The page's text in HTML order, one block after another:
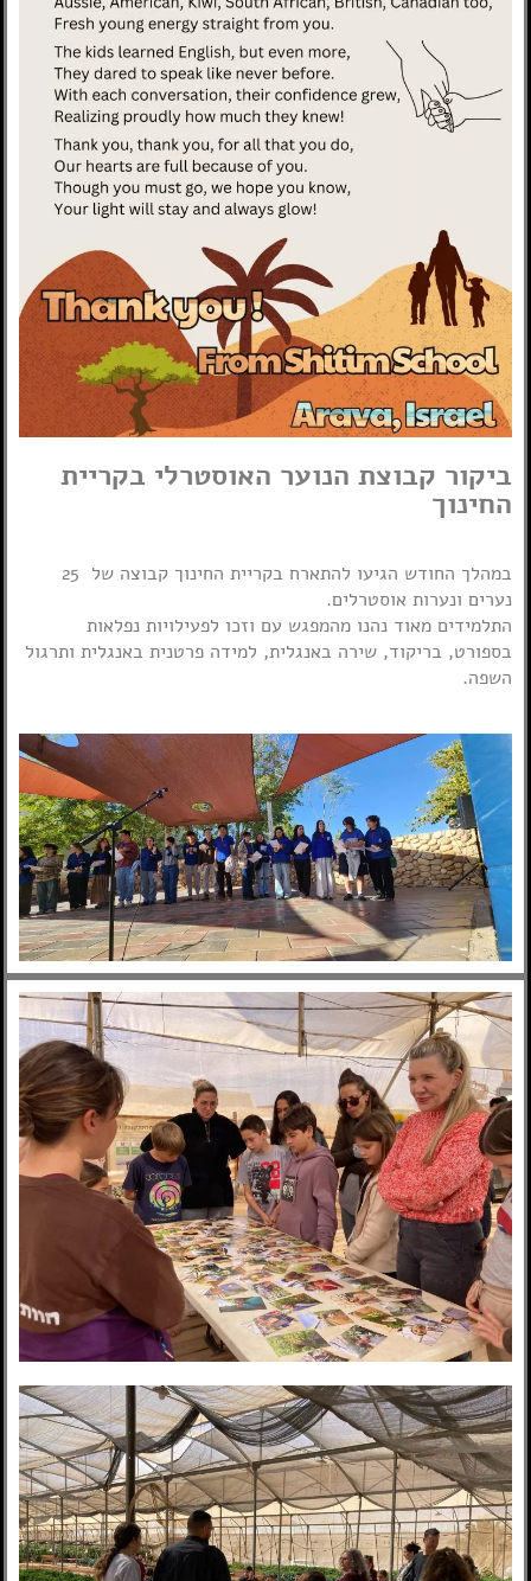
ביקור קבוצת הנוער האוסטרלי בקריית
החינוך
במהלך החודש הגיעו להתארח בקריית החינוך קבוצה של 25
נערים ונערות אוסטרלים.
התלמידים מאוד נהנו מהמפגש עם וזכו לפעילויות נפלאות
בספורט, בריקוד, שירה באנגלית, למידה פרטנית באנגלית ותרגול
השפה.